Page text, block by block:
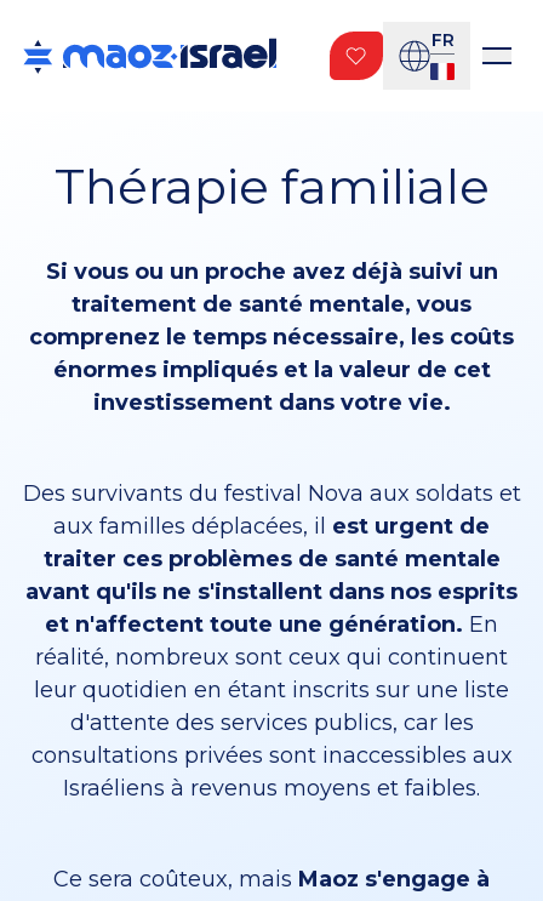
FR
Thérapie familiale
Si vous ou un proche avez déjà suivi un
traitement de santé mentale, vous
comprenez le temps nécessaire, les coûts
énormes impliqués et la valeur de cet
investissement dans votre vie.
Des survivants du festival Nova aux soldats et
aux familles déplacées, il est urgent de
traiter ces problèmes de santé mentale
avant qu'ils ne s'installent dans nos esprits
et n'affectent toute une génération. En
réalité, nombreux sont ceux qui continuent
leur quotidien en étant inscrits sur une liste
d'attente des services publics, car les
consultations privées sont inaccessibles aux
Israéliens à revenus moyens et faibles.
Ce sera coûteux, mais Maoz s'engage à